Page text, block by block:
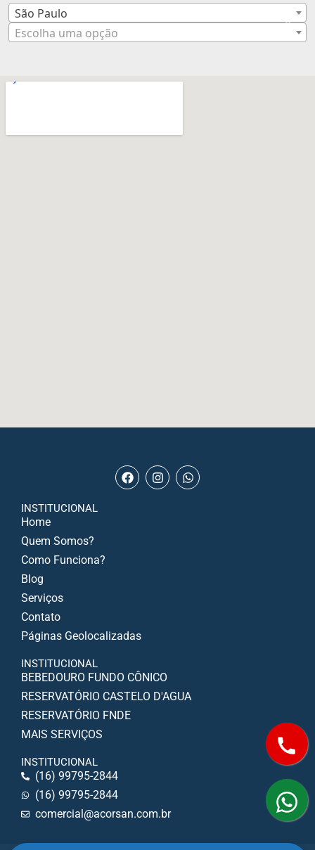
×
São Paulo
Escolha uma opção
INSTITUCIONAL
Home
Quem Somos?
Como Funciona?
Blog
Serviços
Contato
Páginas Geolocalizadas
INSTITUCIONAL
BEBEDOURO FUNDO CÔNICO
RESERVATÓRIO CASTELO D'AGUA
RESERVATÓRIO FNDE
MAIS SERVIÇOS
INSTITUCIONAL
(16) 99795-2844
(16) 99795-2844
comercial@acorsan.com.br